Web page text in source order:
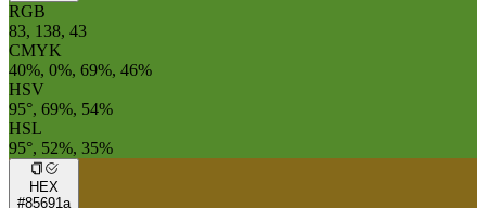
RGB
83, 138, 43
CMYK
40%, 0%, 69%, 46%
HSV
95°, 69%, 54%
HSL
95°, 52%, 35%
HEX
#85691a